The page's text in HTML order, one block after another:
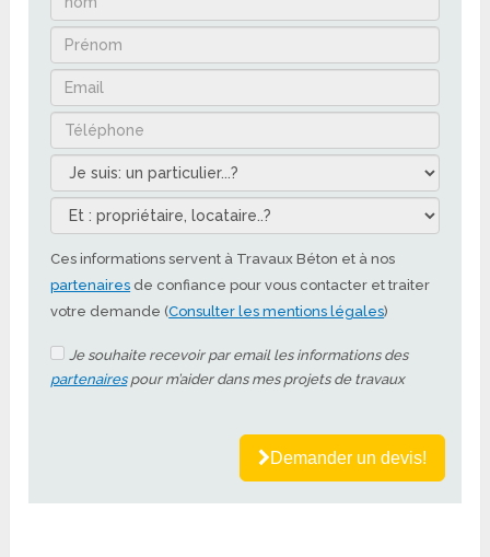
Ces informations servent à Travaux Béton et à nos
partenaires de confiance pour vous contacter et traiter
votre demande (Consulter les mentions légales)
Je souhaite recevoir par email les informations des
partenairespour m’aider dans mes projets de travaux
Demander un devis!